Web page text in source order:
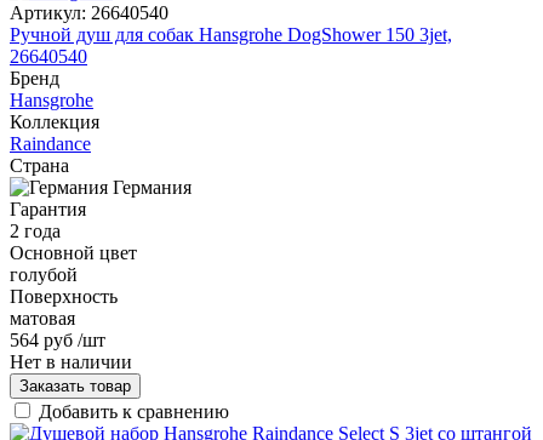
Артикул: 26640540
Ручной душ для собак Hansgrohe DogShower 150 3jet,
26640540
Бренд
Hansgrohe
Коллекция
Raindance
Страна
Германия
Гарантия
2 года
Основной цвет
голубой
Поверхность
матовая
564 руб /шт
Нет в наличии
Заказать товар
Добавить к сравнению